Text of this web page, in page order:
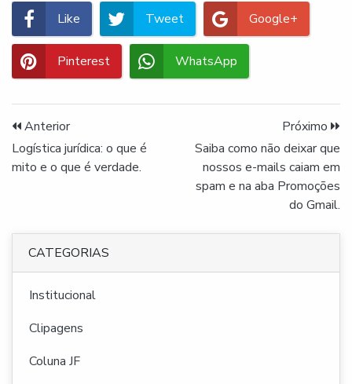
Like Tweet Google+
Pinterest WhatsApp
Anterior
Logística jurídica: o que é
mito e o que é verdade.
Próximo
Saiba como não deixar que
nossos e-mails caiam em
spam e na aba Promoções
do Gmail.
CATEGORIAS
Institucional
Clipagens
Coluna JF